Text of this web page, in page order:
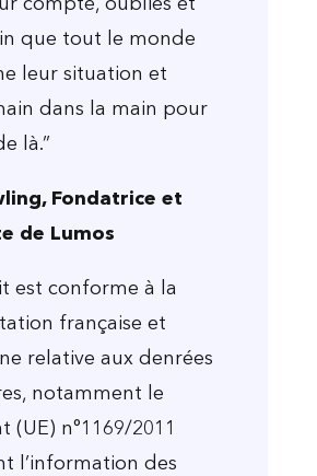
compte, oubliés et
que tout le monde
leur situation et
dans la main pour
là.”
Fondatrice et
de Lumos
est conforme à la
française et
relative aux denrées
notamment le
(UE) n°1169/2011
l’information des